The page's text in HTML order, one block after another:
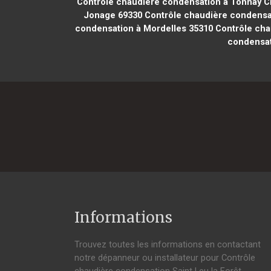
Jonage 69330 Contrôle chaudière
condensation à Mordelles 35310Contrôle
Informations
Trouvez toutes les informations en contactant
notre dépanneur ou installateur pour Contrôle